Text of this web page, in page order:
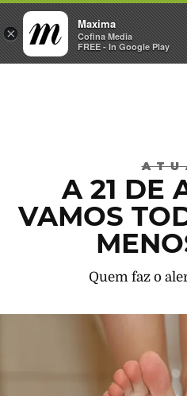
×
Maxima
Cofina Media
FREE - In Google Play
A 21 DE
VAMOS
Quem faz o